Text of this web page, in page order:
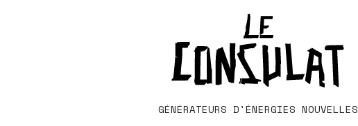
GÉNÉRATEURS D'ÉNERGIES NOUVELLES